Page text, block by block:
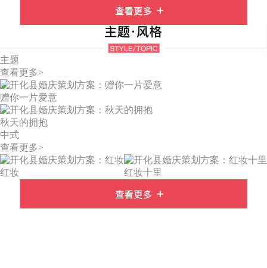
主题
查看更多>
赠你一片爱意
秋天的拥抱
中式
查看更多>
红妆 红妆十里